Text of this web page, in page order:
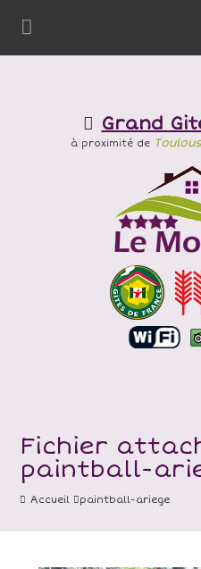
Grand
à proximité de
Fichier
paintball-
Accueil paintball-ariege